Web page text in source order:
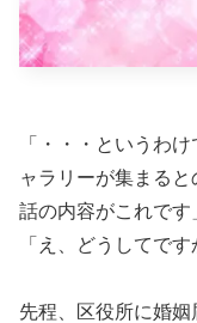
「・・・というわ
ャラリーが集まる
話の内容がこれです
「え、どうしてで
先程、区役所に婚